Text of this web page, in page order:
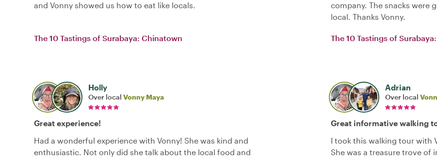
and Vonny showed us how to eat like locals.
The 10 Tastings of Surabaya: Chinatown
company. The snacks were
local. Thanks Vonny.
The 10 Tastings of
Holly
Over local Vonny Maya
Great experience!
Had a wonderful experience with Vonny! She was kind and
enthusiastic. Not only did she talk about the local food and
Adrian
Over local
Great informative walking
I took this walking tour with
She was a treasure trove